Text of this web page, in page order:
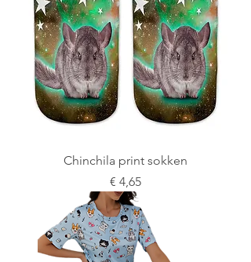
Chinchila print sokken
Prijs
€ 4,65